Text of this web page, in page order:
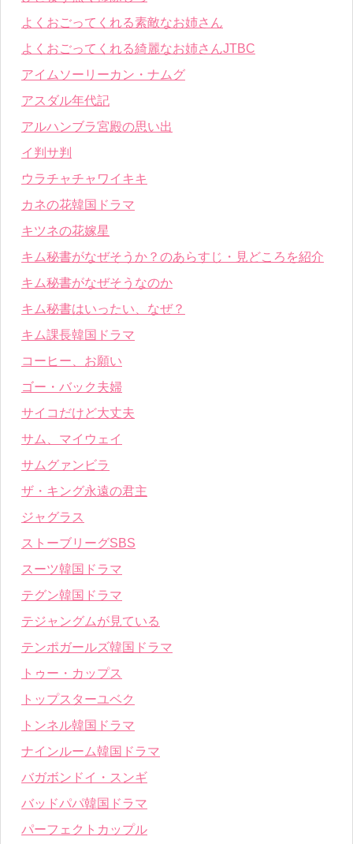
よくおごってくれる素敵なお姉さん
よくおごってくれる綺麗なお姉さんJTBC
アイムソーリーカン・ナムグ
アスダル年代記
アルハンブラ宮殿の思い出
イ判サ判
ウラチャチャワイキキ
カネの花韓国ドラマ
キツネの花嫁星
キム秘書がなぜそうか？のあらすじ・見どころを紹介
キム秘書がなぜそうなのか
キム秘書はいったい、なぜ？
キム課長韓国ドラマ
コーヒー、お願い
ゴー・バック夫婦
サイコだけど大丈夫
サム、マイウェイ
サムグァンビラ
ザ・キング永遠の君主
ジャグラス
ストーブリーグSBS
スーツ韓国ドラマ
テグン韓国ドラマ
テジャングムが見ている
テンポガールズ韓国ドラマ
トゥー・カップス
トップスターユベク
トンネル韓国ドラマ
ナインルーム韓国ドラマ
バガボンドイ・スンギ
バッドパパ韓国ドラマ
パーフェクトカップル